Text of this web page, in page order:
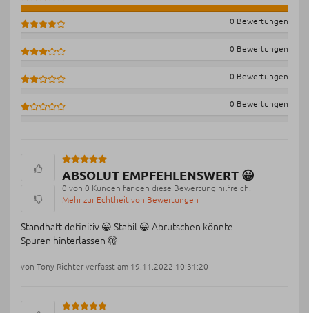
0 Bewertungen
0 Bewertungen
0 Bewertungen
0 Bewertungen
ABSOLUT EMPFEHLENSWERT 😀
0 von 0 Kunden fanden diese Bewertung hilfreich.
Mehr zur Echtheit von Bewertungen
Standhaft definitiv 😀 Stabil 😀 Abrutschen könnte
Spuren hinterlassen 🫣
von Tony Richter verfasst am 19.11.2022 10:31:20